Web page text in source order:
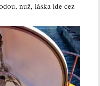
nuž, láska ide cez